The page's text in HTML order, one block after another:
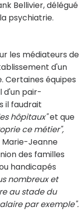
Bellivier, délégué
psychiatrie.
les médiateurs de
d'un
Certaines équipes
d'un pair-
il faudrait
hôpitaux"et que
ce métier",
Marie-Jeanne
des familles
handicapés
nombreux et
au stade du
par exemple".